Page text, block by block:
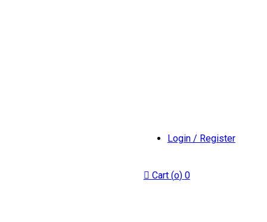
Login / Register
Cart (o) 0